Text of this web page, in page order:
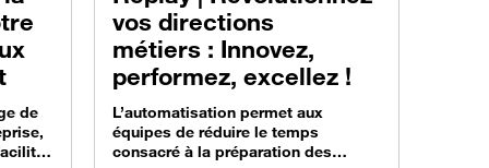
de
vos directions
métiers : Innovez,
performez, excellez !
L’automatisation permet aux
équipes de réduire le temps
consacré à la préparation des